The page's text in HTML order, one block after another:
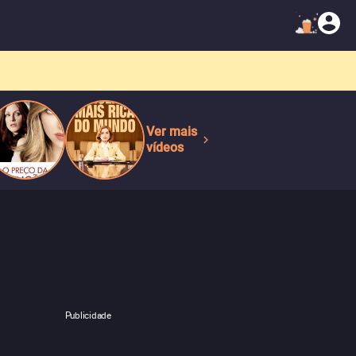
Ver mais
vídeos
Publicidade